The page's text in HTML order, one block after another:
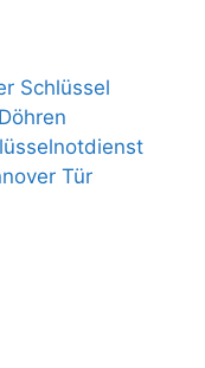
Schlüssel
Tür